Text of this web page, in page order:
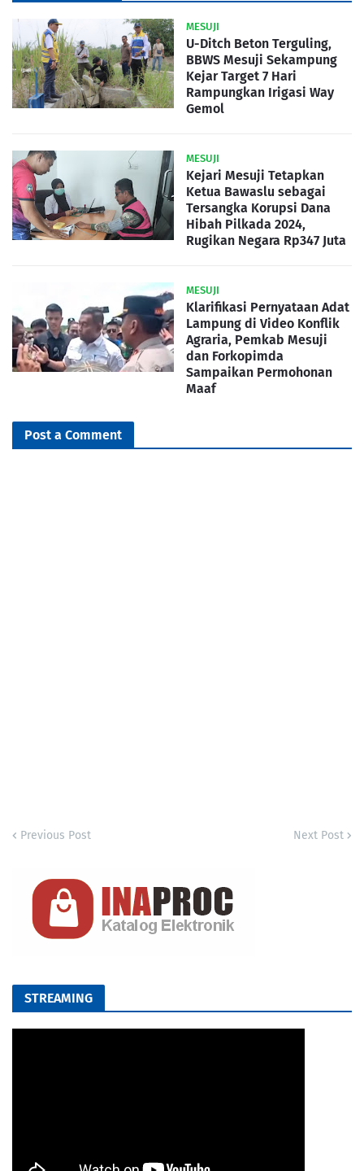
MESUJI
U-Ditch Beton Terguling,
BBWS Mesuji Sekampung
Kejar Target 7 Hari
Rampungkan Irigasi Way
Gemol
MESUJI
Kejari Mesuji Tetapkan
Ketua Bawaslu sebagai
Tersangka Korupsi Dana
Hibah Pilkada 2024,
Rugikan Negara Rp347 Juta
MESUJI
Klarifikasi Pernyataan Adat
Lampung di Video Konflik
Agraria, Pemkab Mesuji
dan Forkopimda
Sampaikan Permohonan
Maaf
Post a Comment
Previous Post Next Post
STREAMING